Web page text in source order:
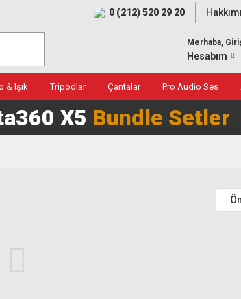
0 (212) 520 29 20
Merhaba,
Hesabım
& Işık Tripodlar Çantalar Pro Audio Ses
X5 Bundle Setler